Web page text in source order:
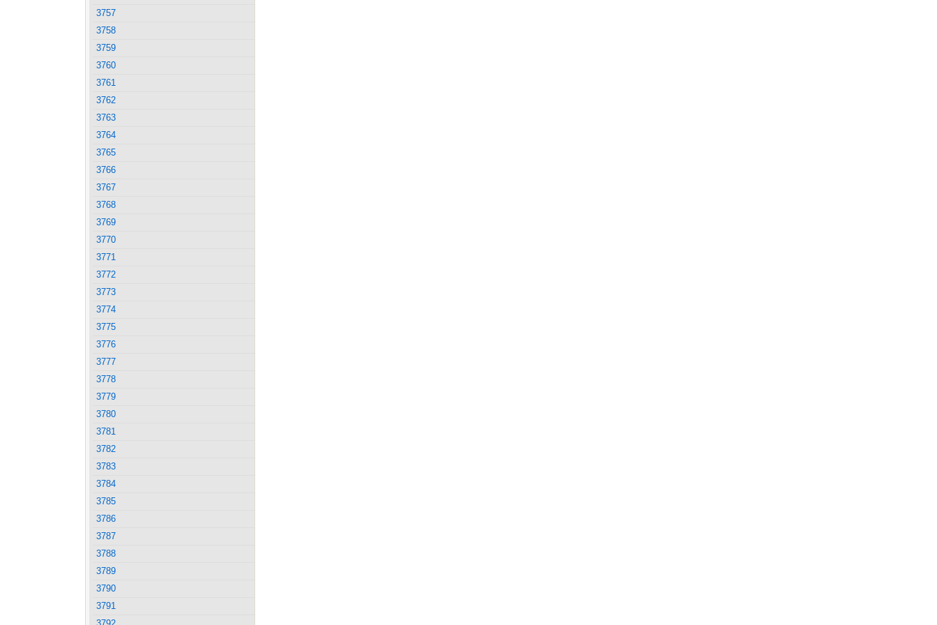
3757
3758
3759
3760
3761
3762
3763
3764
3765
3766
3767
3768
3769
3770
3771
3772
3773
3774
3775
3776
3777
3778
3779
3780
3781
3782
3783
3784
3785
3786
3787
3788
3789
3790
3791